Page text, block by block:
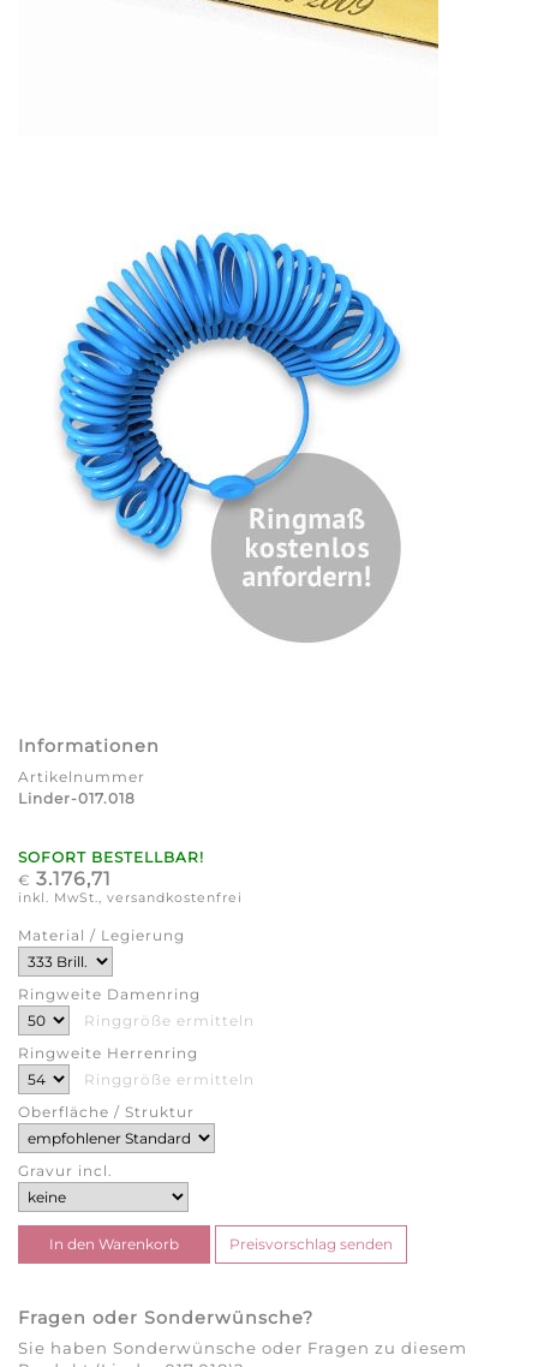
Informationen
Artikelnummer
Linder-017.018
SOFORT BESTELLBAR!
€ 3.176,71
inkl. MwSt., versandkostenfrei
Material / Legierung
Ringweite Damenring
Ringgröße ermitteln
Ringweite Herrenring
Ringgröße ermitteln
Oberfläche / Struktur
Gravur incl.
Fragen oder Sonderwünsche?
Sie haben Sonderwünsche oder Fragen zu diesem